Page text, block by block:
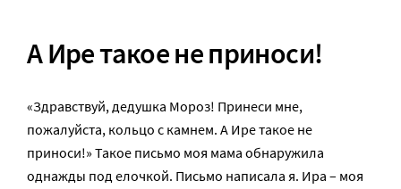
А Ире такое не приноси!
«Здравствуй, дедушка Мороз! Принеси мне,
пожалуйста, кольцо с камнем. А Ире такое не
приноси!» Такое письмо моя мама обнаружила
однажды под елочкой. Письмо написала я. Ира – моя